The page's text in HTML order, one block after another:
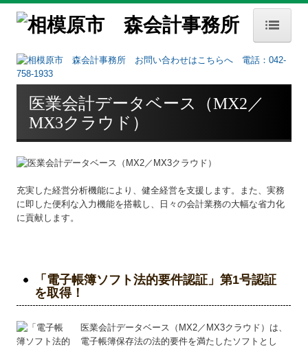
HOME
事務所案内
事務所概要
経営理念
交通案内
お知らせ
セミナー案内
業務内容
FX4クラウド
病医院の新規開業・経営改善
医業会計データベース（MX2／
MX3クラウド）
充実した経営分析機能により、健全経営を支援します。また、実務
に即した便利な入力機能を搭載し、日々の会計業務の大幅な省力化
に貢献します。
「電子帳簿ソフト法的要件認証」第1号認証
を取得！
医業会計データベース（MX2／MX3クラウド）は、
電子帳簿保存法の法的要件を満たしたソフトとし